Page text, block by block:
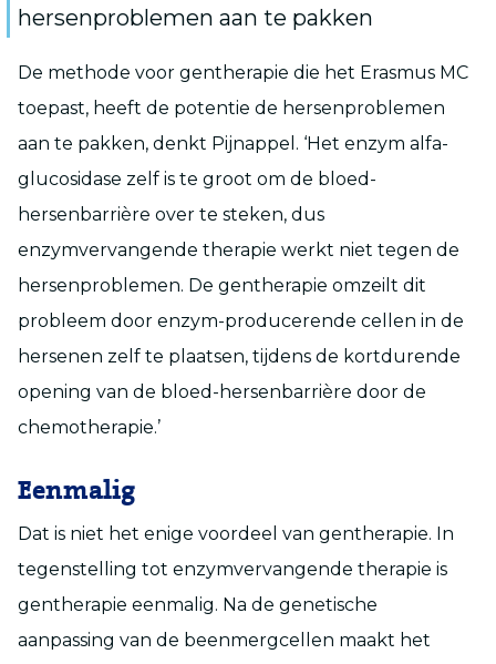
hersenproblemen aan te pakken
De methode voor gentherapie die het Erasmus MC
toepast, heeft de potentie de hersenproblemen
aan te pakken, denkt Pijnappel. ‘Het enzym alfa-
glucosidase zelf is te groot om de bloed-
hersenbarrière over te steken, dus
enzymvervangende therapie werkt niet tegen de
hersenproblemen. De gentherapie omzeilt dit
probleem door enzym-producerende cellen in de
hersenen zelf te plaatsen, tijdens de kortdurende
opening van de bloed-hersenbarrière door de
chemotherapie.’
Eenmalig
Dat is niet het enige voordeel van gentherapie. In
tegenstelling tot enzymvervangende therapie is
gentherapie eenmalig. Na de genetische
aanpassing van de beenmergcellen maakt het